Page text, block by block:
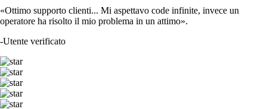
«Ottimo supporto clienti... Mi aspettavo code infinite, invece un
operatore ha risolto il mio problema in un attimo».
-Utente verificato